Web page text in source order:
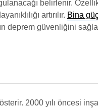
belirlenir.
artırılır. Bina
deprem güvenliğini
2000 yılı öncesi